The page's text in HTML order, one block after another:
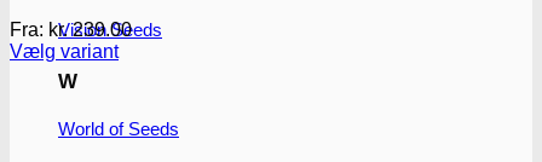
Vision Seeds
W
World of Seeds
Fra: kr.239.00
Vælg variant